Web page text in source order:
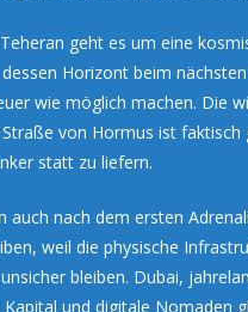
geht es um eine
Horizont beim
wie möglich machen. Die
von Hormus ist
statt zu liefern.
auch nach dem ersten
weil die physische
bleiben. Dubai,
und digitale Nomaden